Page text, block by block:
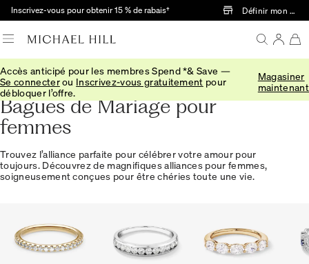
Passer au contenu principal
Inscrivez-vous pour obtenir 15 % de rabais† Définir mon
Accès anticipé pour les membres Spend *& Save —
Se connecterou Inscrivez-vous gratuitement pour
débloquer l’offre.
Magasiner
maintenant
Accueil
Bagues de Mariage pour
femmes
Trouvez l’alliance parfaite pour célébrer votre amour pour
toujours. Découvrez de magnifiques alliances pour femmes,
soigneusement conçues pour être chéries toute une vie.